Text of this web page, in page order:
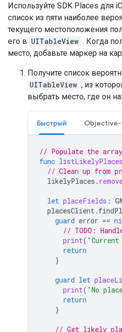
Используйте SDK Places для
список из пяти наиболее
текущего местоположения
его в UITableView . Когда
место, добавьте маркер на
Получите список
UITableView , из
выбрать место, где он
Быстрый
// Populate the
func listLikelyPlaces
// Clean up from
likelyPlaces .
let placeFields :
placesClient.
guard error ==
// TODO:
print(
return
}
guard let
print( "No
return
}
// Get likely